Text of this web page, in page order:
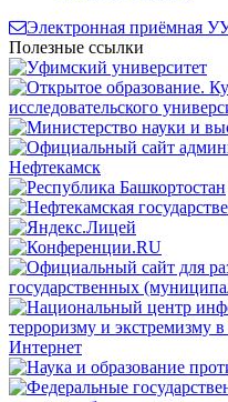
Электронная приёмная
Полезные ссылки